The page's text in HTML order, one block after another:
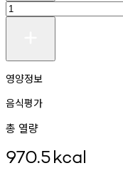
영양정보
음식평가
총 열량
970.5kcal